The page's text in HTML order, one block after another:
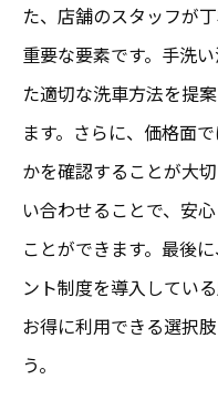
た、店舗のスタッフが
重要な要素です。手洗
た適切な洗車方法を提
ます。さらに、価格面
かを確認することが大
い合わせることで、安
ことができます。最後
ント制度を導入してい
お得に利用できる選択
う。